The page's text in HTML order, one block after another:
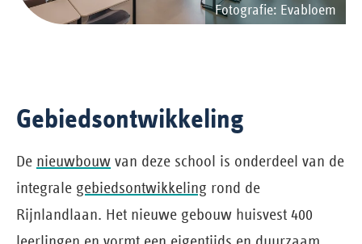
Fotografie: Evabloem
Gebiedsontwikkeling
De nieuwbouw van deze school is onderdeel van de
integrale gebiedsontwikkeling rond de
Rijnlandlaan. Het nieuwe gebouw huisvest 400